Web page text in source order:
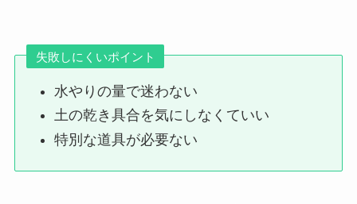
失敗しにくいポイント
水やりの量で迷わない
土の乾き具合を気にしなくていい
特別な道具が必要ない